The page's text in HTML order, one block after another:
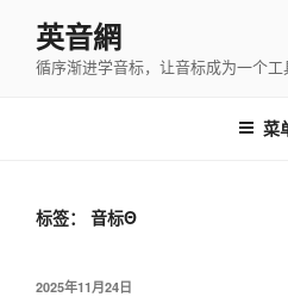
英音網
循序渐进学音标，让音标成为一个工
菜
标签： 音标Θ
发
2025年11月24日